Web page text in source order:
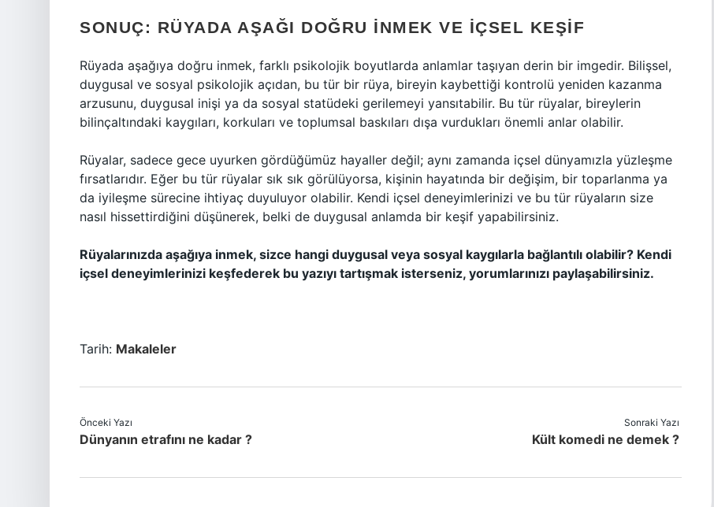
SONUÇ: RÜYADA AŞAĞI DOĞRU İNMEK VE İÇSEL KEŞIF
Rüyada aşağıya doğru inmek, farklı psikolojik boyutlarda anlamlar taşıyan derin bir imgedir. Bilişsel,
duygusal ve sosyal psikolojik açıdan, bu tür bir rüya, bireyin kaybettiği kontrolü yeniden kazanma
arzusunu, duygusal inişi ya da sosyal statüdeki gerilemeyi yansıtabilir. Bu tür rüyalar, bireylerin
bilinçaltındaki kaygıları, korkuları ve toplumsal baskıları dışa vurdukları önemli anlar olabilir.
Rüyalar, sadece gece uyurken gördüğümüz hayaller değil; aynı zamanda içsel dünyamızla yüzleşme
fırsatlarıdır. Eğer bu tür rüyalar sık sık görülüyorsa, kişinin hayatında bir değişim, bir toparlanma ya
da iyileşme sürecine ihtiyaç duyuluyor olabilir. Kendi içsel deneyimlerinizi ve bu tür rüyaların size
nasıl hissettirdiğini düşünerek, belki de duygusal anlamda bir keşif yapabilirsiniz.
Rüyalarınızda aşağıya inmek, sizce hangi duygusal veya sosyal kaygılarla bağlantılı olabilir? Kendi
içsel deneyimlerinizi keşfederek bu yazıyı tartışmak isterseniz, yorumlarınızı paylaşabilirsiniz.
Tarih: Makaleler
Önceki Yazı
Dünyanın etrafını ne kadar ?
Sonraki Yazı
Kült komedi ne demek ?